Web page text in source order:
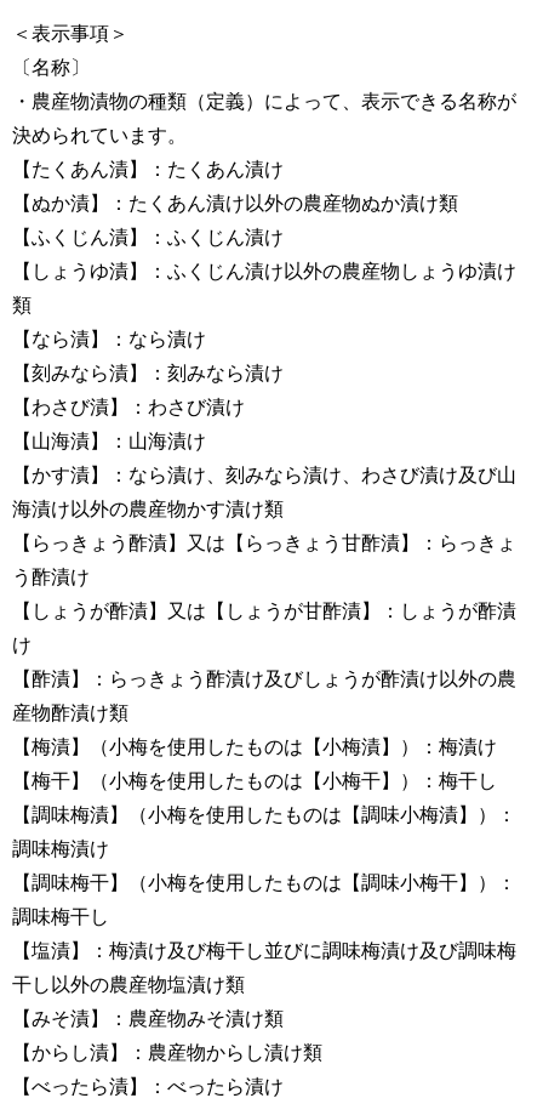
＜表示事項＞
〔名称〕
・農産物漬物の種類（定義）によって、表示できる名称が
決められています。
【たくあん漬】：たくあん漬け
【ぬか漬】：たくあん漬け以外の農産物ぬか漬け類
【ふくじん漬】：ふくじん漬け
【しょうゆ漬】：ふくじん漬け以外の農産物しょうゆ漬け
類
【なら漬】：なら漬け
【刻みなら漬】：刻みなら漬け
【わさび漬】：わさび漬け
【山海漬】：山海漬け
【かす漬】：なら漬け、刻みなら漬け、わさび漬け及び山
海漬け以外の農産物かす漬け類
【らっきょう酢漬】又は【らっきょう甘酢漬】：らっきょ
う酢漬け
【しょうが酢漬】又は【しょうが甘酢漬】：しょうが酢漬
け
【酢漬】：らっきょう酢漬け及びしょうが酢漬け以外の農
産物酢漬け類
【梅漬】（小梅を使用したものは【小梅漬】）：梅漬け
【梅干】（小梅を使用したものは【小梅干】）：梅干し
【調味梅漬】（小梅を使用したものは【調味小梅漬】）：
調味梅漬け
【調味梅干】（小梅を使用したものは【調味小梅干】）：
調味梅干し
【塩漬】：梅漬け及び梅干し並びに調味梅漬け及び調味梅
干し以外の農産物塩漬け類
【みそ漬】：農産物みそ漬け類
【からし漬】：農産物からし漬け類
【べったら漬】：べったら漬け